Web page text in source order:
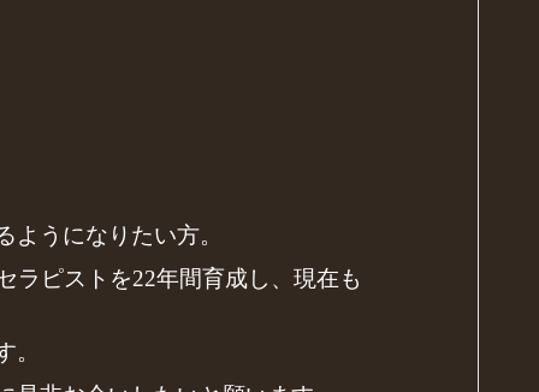
うになりたい方。
ラピストを22年間育成し、現在も
。